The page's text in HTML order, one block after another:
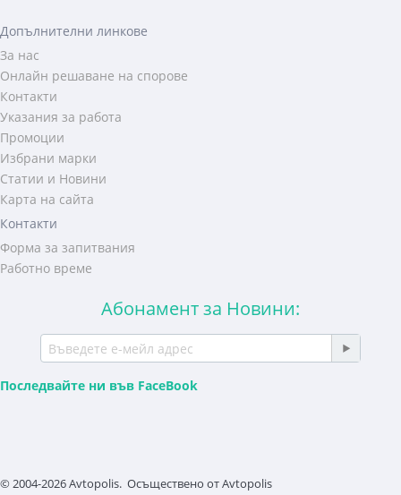
Допълнителни линкове
За нас
Онлайн решаване на спорове
Контакти
Указания за работа
Промоции
Избрани марки
Статии и Новини
Карта на сайта
Контакти
Форма за запитвания
Работно време
Абонамент за Новини:
Последвайте ни във FaceBook
© 2004-2026 Avtopolis. Осъществено отAvtopolis